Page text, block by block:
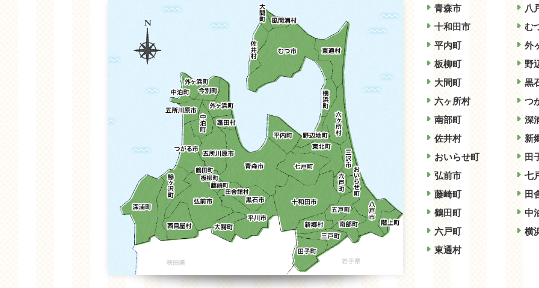
青森市
八
十和田市
む
平内町
外
板柳町
野
大間町
黒
六ヶ所村
つ
南部町
深
佐井村
新
おいらせ町
田
弘前市
七
藤崎町
田
鶴田町
中
六戸町
横
東通村